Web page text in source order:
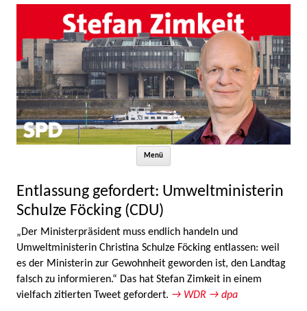
Menü
Entlassung gefordert: Umweltministerin
Schulze Föcking (CDU)
„Der Ministerpräsident muss endlich handeln und
Umweltministerin Christina Schulze Föcking entlassen: weil
es der Ministerin zur Gewohnheit geworden ist, den Landtag
falsch zu informieren.“ Das hat Stefan Zimkeit in einem
vielfach zitierten Tweet gefordert. → WDR → dpa